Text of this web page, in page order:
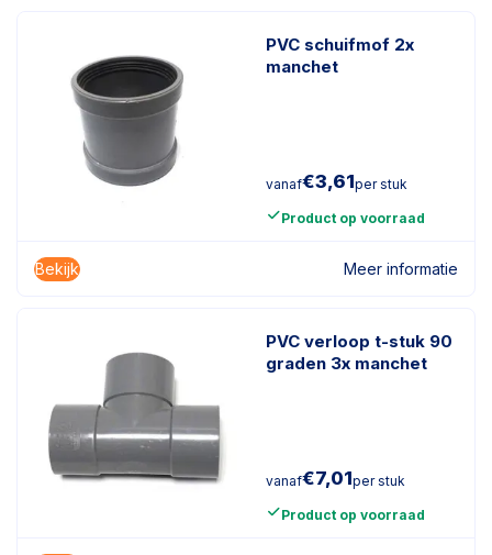
PVC schuifmof 2x
manchet
vanaf€3,61per stuk
Product op voorraad
Bekijk Meer informatie
PVC verloop t-stuk 90
graden 3x manchet
vanaf€7,01per stuk
Product op voorraad